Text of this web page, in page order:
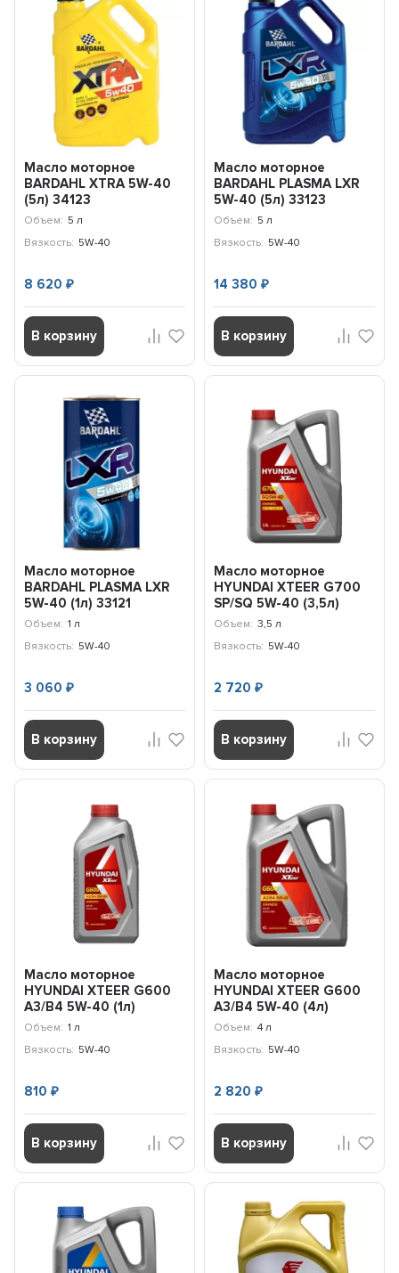
Масло моторное
BARDAHL ХTRA 5W-40
(5л) 34123
Объем: 5 л
Вязкость: 5W-40
8 620₽
В корзину
Масло моторное
BARDAHL PLASMA LXR
5W-40 (5л) 33123
Объем: 5 л
Вязкость: 5W-40
14 380 ₽
В корзину
Масло моторное
BARDAHL PLASMA LXR
5W-40 (1л) 33121
Объем: 1 л
Вязкость: 5W-40
3 060₽
В корзину
Масло моторное
HYUNDAI XTEER G700
SP/SQ 5W-40 (3,5л)
1071136
Объем: 3,5 л
Вязкость: 5W-40
2 720 ₽
В корзину
Масло моторное
HYUNDAI XTEER G600
A3/B4 5W-40 (1л)
1017002
Объем: 1 л
Вязкость: 5W-40
810₽
В корзину
Масло моторное
HYUNDAI XTEER G600
A3/B4 5W-40 (4л)
1047002
Объем: 4 л
Вязкость: 5W-40
2 820 ₽
В корзину